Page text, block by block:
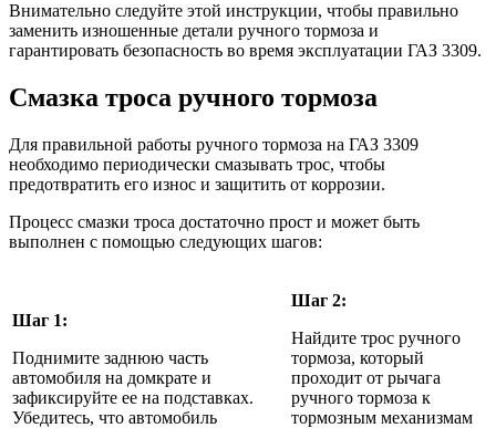
Внимательно следуйте этой инструкции, чтобы правильно
заменить изношенные детали ручного тормоза и
гарантировать безопасность во время эксплуатации ГАЗ 3309.
Смазка троса ручного тормоза
Для правильной работы ручного тормоза на ГАЗ 3309
необходимо периодически смазывать трос, чтобы
предотвратить его износ и защитить от коррозии.
Процесс смазки троса достаточно прост и может быть
выполнен с помощью следующих шагов:
Шаг 1:
Поднимите заднюю часть
автомобиля на домкрате и
зафиксируйте ее на подставках.
Убедитесь, что автомобиль
Шаг 2:
Найдите трос ручного
тормоза, который
проходит от рычага
ручного тормоза к
тормозным механизмам